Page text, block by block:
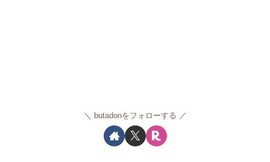
butadonをフォローする